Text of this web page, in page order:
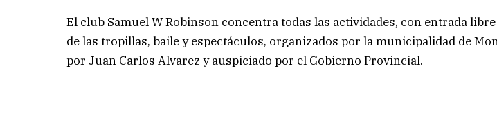
El club Samuel W Robinson concentra todas las actividades, con entrada
de las tropillas, baile y espectáculos, organizados por la municipalidad de
por Juan Carlos Alvarez y auspiciado por el Gobierno Provincial.